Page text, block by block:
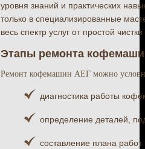
уровня знаний и практических
только в специализированные
весь спектр услуг от простой
Этапы ремонта
Ремонт кофемашин АЕГ можно
диагностика работы
определение деталей,
составление плана работ